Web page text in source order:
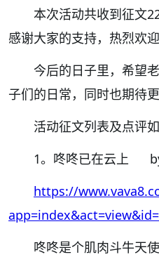
本次活动共收到征文
感谢大家的支持，热烈欢
今后的日子里，希望
子们的日常，同时也期待
活动征文列表及点评如
1。咚咚已在云上
https://
咚咚是个肌肉斗牛天